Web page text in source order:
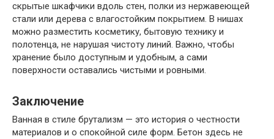
скрытые шкафчики вдоль стен, полки из нержавеющей
стали или дерева с влагостойким покрытием. В нишах
можно разместить косметику, бытовую технику и
полотенца, не нарушая чистоту линий. Важно, чтобы
хранение было доступным и удобным, а сами
поверхности оставались чистыми и ровными.
Заключение
Ванная в стиле брутализм — это история о честности
материалов и о спокойной силе форм. Бетон здесь не